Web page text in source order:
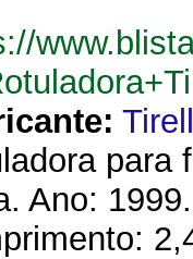
para
Ano: